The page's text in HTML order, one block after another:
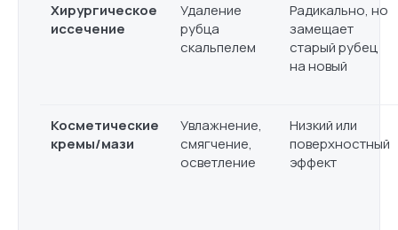
Хирургическое
иссечение
Удаление
рубца
скальпелем
Радикально, но
замещает
старый рубец
на новый
Косметические
кремы/мази
Увлажнение,
смягчение,
осветление
Низкий или
поверхностный
эффект